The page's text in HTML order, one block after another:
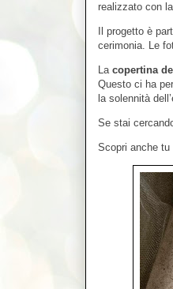
realizzato con
Il progetto è
cerimonia. Le
La copertina
Questo ci ha
la solennità
Se stai
Scopri anche